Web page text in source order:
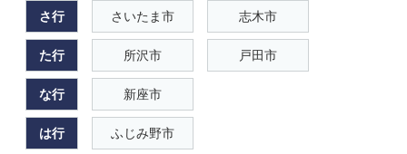
さ行 さいたま市 志木市
た行 所沢市 戸田市
な行 新座市
は行 ふじみ野市